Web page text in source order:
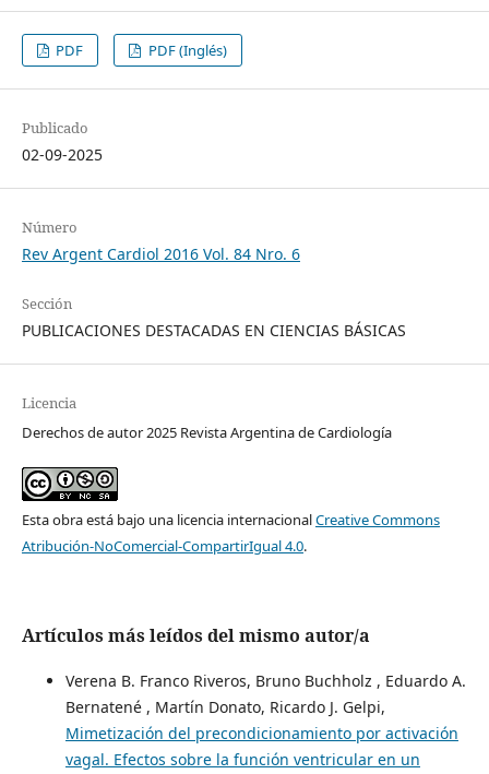
PDF PDF (Inglés)
Publicado
02-09-2025
Número
Rev Argent Cardiol 2016 Vol. 84 Nro. 6
Sección
PUBLICACIONES DESTACADAS EN CIENCIAS BÁSICAS
Licencia
Derechos de autor 2025 Revista Argentina de Cardiología
Esta obra está bajo una licencia internacionalCreative Commons
Atribución-NoComercial-CompartirIgual 4.0.
Artículos más leídos del mismo autor/a
Verena B. Franco Riveros, Bruno Buchholz , Eduardo A.
Bernatené , Martín Donato, Ricardo J. Gelpi,
Mimetización del precondicionamiento por activación
vagal. Efectos sobre la función ventricular en un